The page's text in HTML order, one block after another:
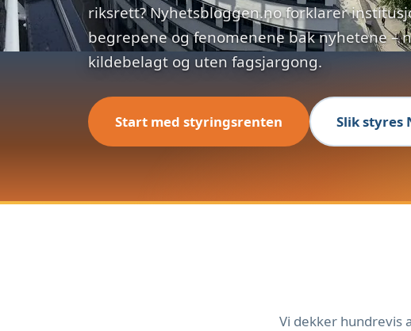
riksrett? Nyhetsbloggen.no forklarer
begrepene og fenomenene bak nyhetene –
kildebelagt og uten fagsjargong.
Start med styringsrenten Slik styres
Vi dekker hundrevis